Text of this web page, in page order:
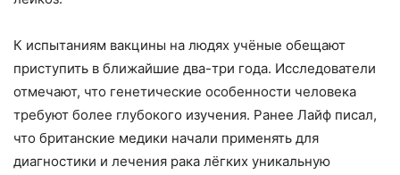
К испытаниям вакцины на людях учёные обещают
приступить в ближайшие два-три года. Исследователи
отмечают, что генетические особенности человека
требуют более глубокого изучения. Ранее Лайф писал,
что британские медики начали применять для
диагностики и лечения рака лёгких уникальную